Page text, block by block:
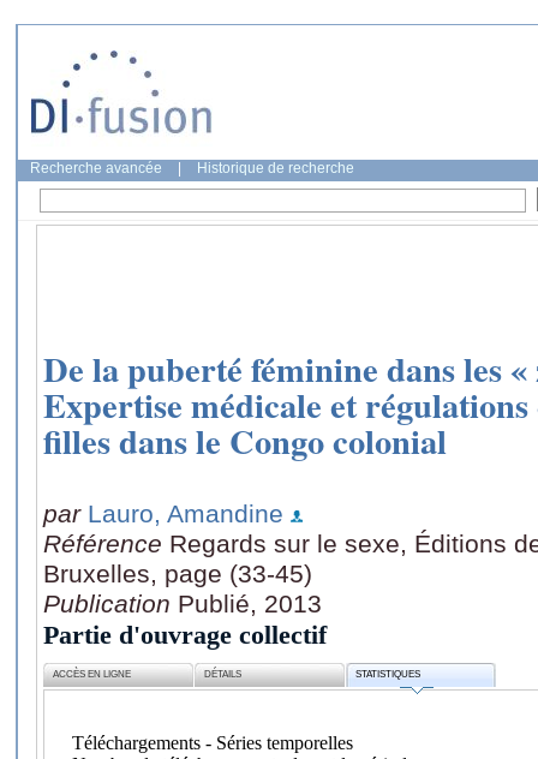
Recherche avancée Historique de recherche
De la puberté féminine dans les
Expertise médicale et
filles dans le Congo colonial
par Lauro, Amandine
Référence Regards sur le sexe, Éditions
Bruxelles, page (33-45)
Publication Publié, 2013
Partie d'ouvrage collectif
ACCÈS EN LIGNE DÉTAILS STATISTIQUES